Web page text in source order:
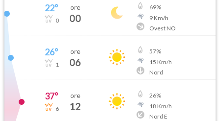
22°
0
ore
00
69%
9Km/h
Ovest NO
26°
1
ore
06
57%
15 Km/h
Nord
37°
6
ore
12
26%
18Km/h
Nord E